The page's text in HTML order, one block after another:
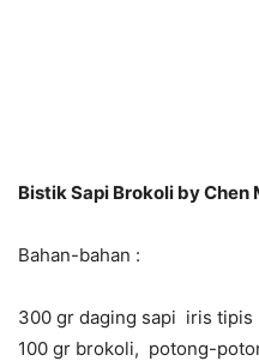
Bistik Sapi Brokoli by Chen
Bahan-bahan :
300 gr daging sapi iris tipis
100 gr brokoli, potong-